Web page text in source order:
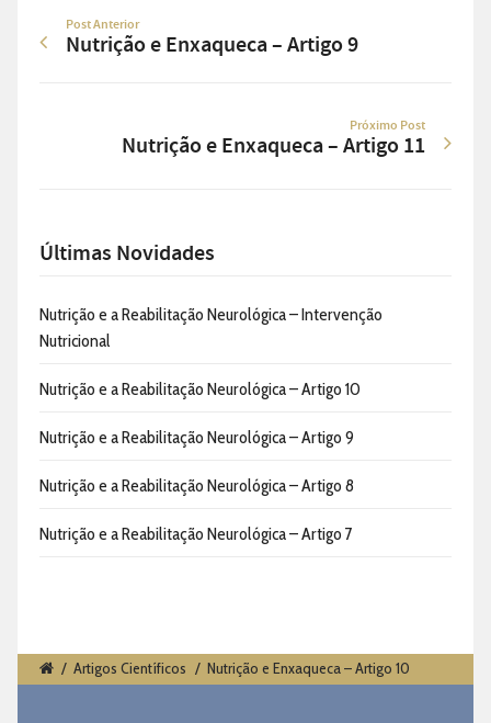
Post Anterior
Nutrição e Enxaqueca – Artigo 9
Próximo Post
Nutrição e Enxaqueca – Artigo 11
Últimas Novidades
Nutrição e a Reabilitação Neurológica – Intervenção
Nutricional
Nutrição e a Reabilitação Neurológica – Artigo 10
Nutrição e a Reabilitação Neurológica – Artigo 9
Nutrição e a Reabilitação Neurológica – Artigo 8
Nutrição e a Reabilitação Neurológica – Artigo 7
/ Artigos Científicos / Nutrição e Enxaqueca – Artigo 10